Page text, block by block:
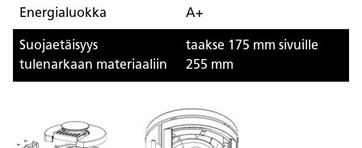
Energialuokka A+
Suojaetäisyys
tulenarkaan materiaaliin
taakse 175 mm sivuille
255 mm